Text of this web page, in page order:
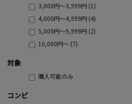
3,000円～3,999円 (1)
4,000円～4,999円 (4)
5,000円～9,999円 (2)
10,000円～ (7)
対象
購入可能のみ
コンピ